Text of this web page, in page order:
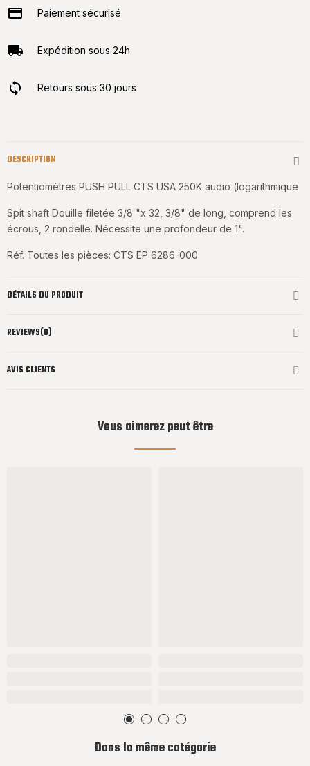
Paiement sécurisé
Expédition sous 24h
Retours sous 30 jours
DESCRIPTION
Potentiomètres PUSH PULL CTS USA 250K audio (logarithmique
Spit shaft Douille filetée 3/8 "x 32, 3/8" de long, comprend les
écrous, 2 rondelle. Nécessite une profondeur de 1".
Réf. Toutes les pièces: CTS EP 6286-000
DÉTAILS DU PRODUIT
REVIEWS(0)
AVIS CLIENTS
Vous aimerez peut être
Dans la même catégorie